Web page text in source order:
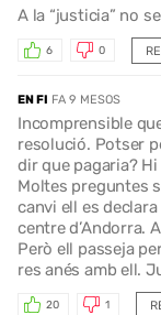
A la “justicia” no
6 0
EN FI FA 9 MESOS
Incomprensible
resolució. Potser
dir que pagaria?
Moltes preguntes
canvi ell es
centre d’Andorra.
Però ell passeja
res anés amb ell.
20 1